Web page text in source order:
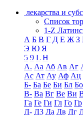
лекарства и
Список
1-Z
А Б В Г Д Е Ж З
Э Ю Я
5 9 L H
А. Аа Аб Ав Аг
Ас Ат Ау Аф Ац
Б- Ба Бе Би Бл Бо
В- Ва Вг Ве Ви
Га Ге Ги Гл Го Гр
Д- Д3 Да Дв Дг